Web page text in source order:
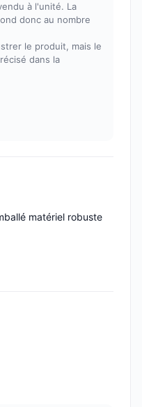
à l'unité. La
donc au nombre
le produit, mais le
dans la
matériel robuste